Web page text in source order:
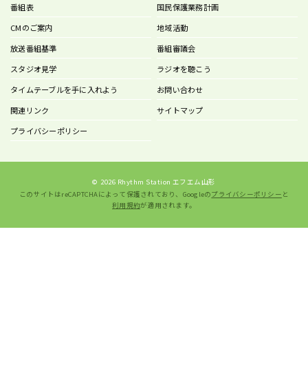
番組表
CMのご案内
国民保護業務計画
地域活動
放送番組基準
番組審議会
スタジオ見学
ラジオを聴こう
タイムテーブルを手に入れよう
お問い合わせ
関連リンク
サイトマップ
プライバシーポリシー
© 2026 Rhythm Station エフエム山形
このサイトはreCAPTCHAによって保護されており、Googleのプライバシーポリシー と
利用規約が適用されます。